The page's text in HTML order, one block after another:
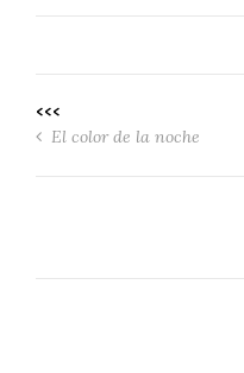
<<<
El color de la noche